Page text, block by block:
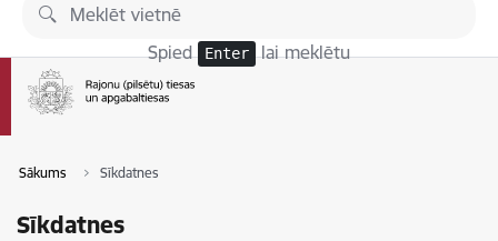
Pāriet uz lapas saturu
Spied Enter lai meklētu
Sākums Sīkdatnes
Sīkdatnes